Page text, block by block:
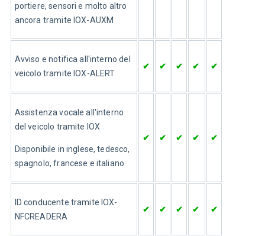
portiere, sensori e molto altro
ancora tramite IOX-AUXM
Avviso e notifica all'interno del
veicolo tramite IOX-ALERT
✔ ✔ ✔ ✔ ✔
Assistenza vocale all'interno
del veicolo tramite IOX
Disponibile in inglese, tedesco,
spagnolo, francese e italiano
✔ ✔ ✔ ✔ ✔
ID conducente tramite IOX-
NFCREADERA
✔ ✔ ✔ ✔ ✔